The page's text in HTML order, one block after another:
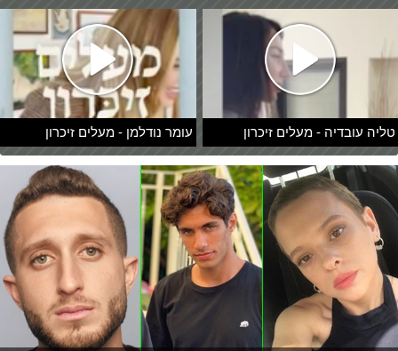
טליה עובדיה - מעלים זיכרון עומר נודלמן - מעלים זיכרון